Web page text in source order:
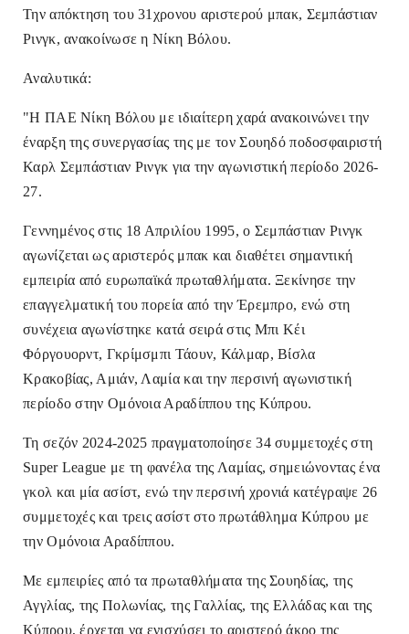
Την απόκτηση του 31χρονου αριστερού μπακ, Σεμπάστιαν
Ρινγκ, ανακοίνωσε η Νίκη Βόλου.
Αναλυτικά:
"Η ΠΑΕ Νίκη Βόλου με ιδιαίτερη χαρά ανακοινώνει την
έναρξη της συνεργασίας της με τον Σουηδό ποδοσφαιριστή
Καρλ Σεμπάστιαν Ρινγκ για την αγωνιστική περίοδο 2026-
27.
Γεννημένος στις 18 Απριλίου 1995, ο Σεμπάστιαν Ρινγκ
αγωνίζεται ως αριστερός μπακ και διαθέτει σημαντική
εμπειρία από ευρωπαϊκά πρωταθλήματα. Ξεκίνησε την
επαγγελματική του πορεία από την Έρεμπρο, ενώ στη
συνέχεια αγωνίστηκε κατά σειρά στις Μπι Κέι
Φόργουορντ, Γκρίμσμπι Τάουν, Κάλμαρ, Βίσλα
Κρακοβίας, Αμιάν, Λαμία και την περσινή αγωνιστική
περίοδο στην Ομόνοια Αραδίππου της Κύπρου.
Τη σεζόν 2024-2025 πραγματοποίησε 34 συμμετοχές στη
Super League με τη φανέλα της Λαμίας, σημειώνοντας ένα
γκολ και μία ασίστ, ενώ την περσινή χρονιά κατέγραψε 26
συμμετοχές και τρεις ασίστ στο πρωτάθλημα Κύπρου με
την Ομόνοια Αραδίππου.
Με εμπειρίες από τα πρωταθλήματα της Σουηδίας, της
Αγγλίας, της Πολωνίας, της Γαλλίας, της Ελλάδας και της
Κύπρου, έρχεται να ενισχύσει το αριστερό άκρο της